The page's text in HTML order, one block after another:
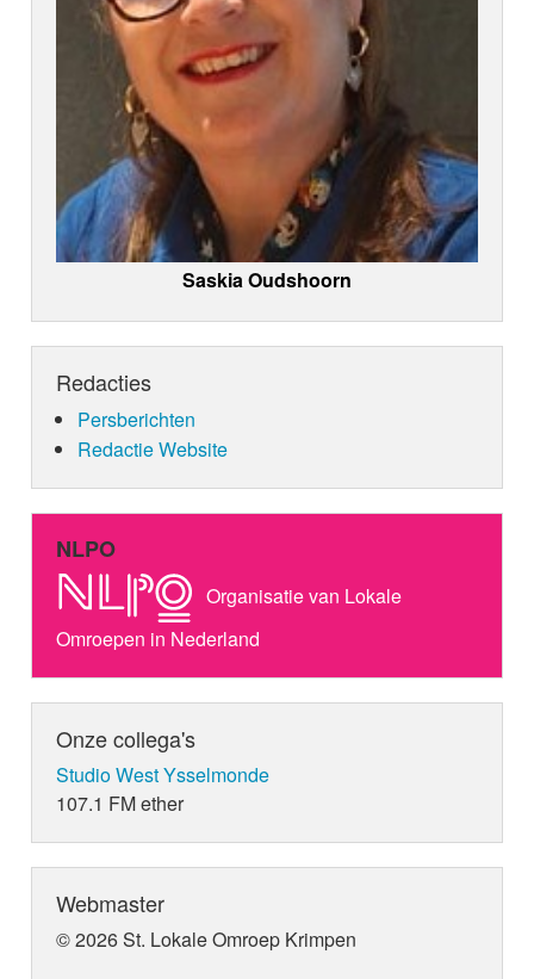
Saskia Oudshoorn
Redacties
Persberichten
Redactie Website
NLPO
Organisatie van Lokale
Omroepen in Nederland
Onze collega's
Studio West Ysselmonde
107.1 FM ether
Webmaster
© 2026 St. Lokale Omroep Krimpen